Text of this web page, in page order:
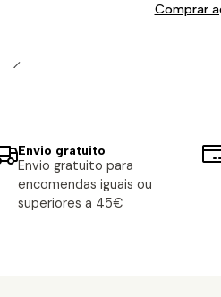
Comprar
Envio gratuito
Envio gratuito para
encomendas iguais ou
superiores a 45€